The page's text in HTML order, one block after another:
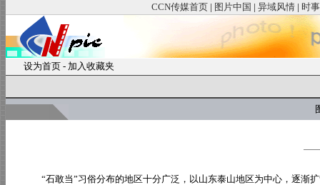
CCN传媒首页 | 图片中国 | 异域风情 | 时
设为首页 - 加入收藏夹
“石敢当”习俗分布的地区十分广泛，以山东泰山地区为中心，逐渐